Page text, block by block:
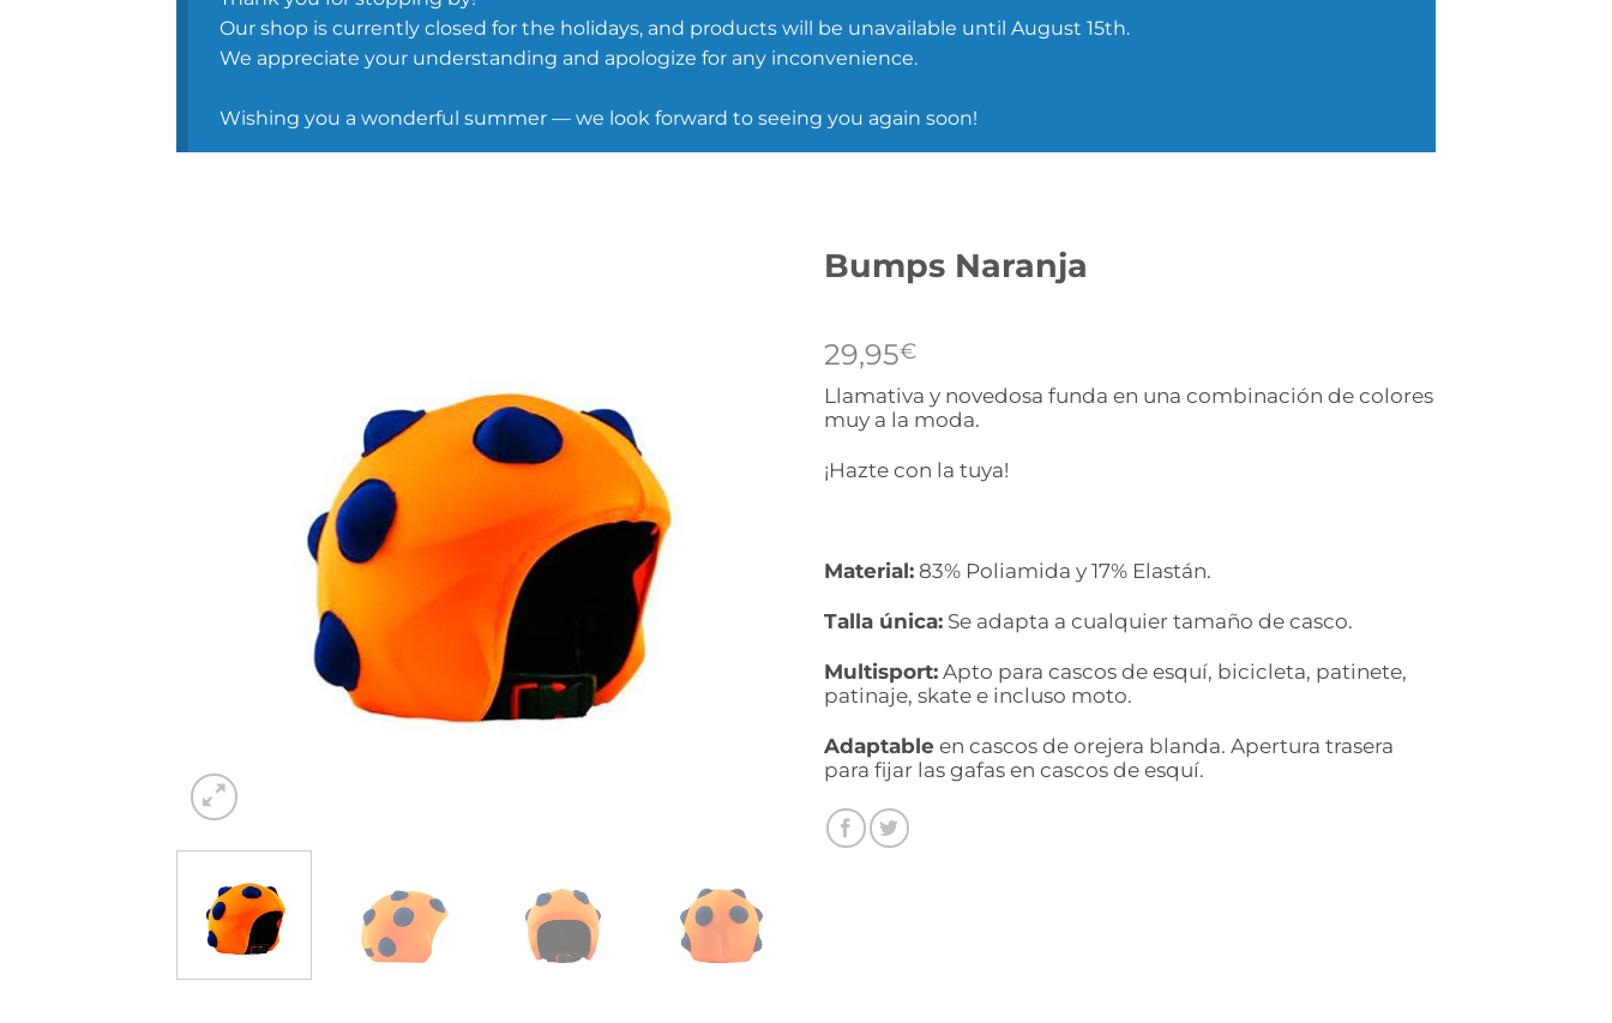
Our shop is currently closed for the holidays, and products will be unavailable until August 15th.
We appreciate your understanding and apologize for any inconvenience.
Wishing you a wonderful summer — we look forward to seeing you again soon!
Bumps Naranja
29,95€
Llamativa y novedosa funda en una combinación de colores
muy a la moda.
¡Hazte con la tuya!
Material: 83% Poliamida y 17% Elastán.
Talla única: Se adapta a cualquier tamaño de casco.
Multisport: Apto para cascos de esquí, bicicleta, patinete,
patinaje, skate e incluso moto.
Adaptable en cascos de orejera blanda. Apertura trasera
para fijar las gafas en cascos de esquí.